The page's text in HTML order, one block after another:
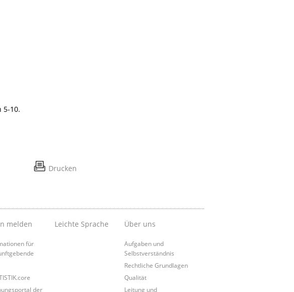
5-10.
Drucken
melden
für
der
Leichte Sprache Über uns
Aufgaben und
Selbstverständnis
Rechtliche Grundlagen
Qualität
Leitung und